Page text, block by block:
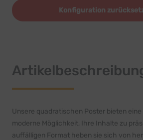
Konfiguration
Unsere quadratischen Poster bieten
moderne Möglichkeit, Ihre Inhalte zu
auffälligen Format heben sie sich von